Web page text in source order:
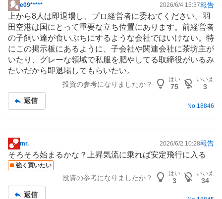
掲
示
板
記
事
e09***** 2026/6/4 15:37報告
上から8人は即退場し、プロ経営者に委ねてください。羽
田空港は国にとって重要な立ち位置にあります。前経営者
の子飼い達が食いぶちにするような会社ではいけない。特
にこの掲示板にあるように、子会社や関連会社に茶坊主が
いたり、グレーな領域で私服を肥やしてる取締役がいるみ
たいだから即退場してもらいたい。
投資の参考になりましたか？
はい
75
いいえ
3
返信
No. 18846
掲
示
板
mr. 2026/6/2 10:28報告
そろそろ始まるかな？上昇気流に乗れば安定飛行に入る
強く買いたい
投資の参考になりましたか？
はい
3
いいえ
34
返信